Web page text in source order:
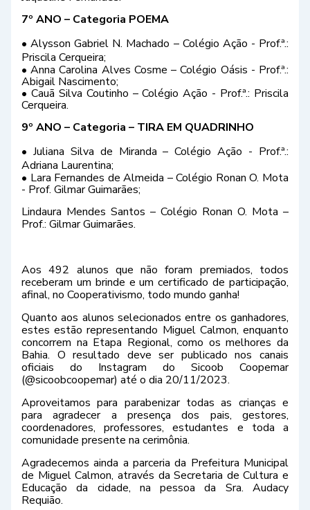
7º ANO – Categoria POEMA
• Alysson Gabriel N. Machado – Colégio Ação - Prof.ª.:
Priscila Cerqueira;
• Anna Carolina Alves Cosme – Colégio Oásis - Prof.ª.:
Abigail Nascimento;
• Cauã Silva Coutinho – Colégio Ação - Prof.ª.: Priscila
Cerqueira.
9º ANO – Categoria – TIRA EM QUADRINHO
• Juliana Silva de Miranda – Colégio Ação - Prof.ª.:
Adriana Laurentina;
• Lara Fernandes de Almeida – Colégio Ronan O. Mota
- Prof. Gilmar Guimarães;
Lindaura Mendes Santos – Colégio Ronan O. Mota –
Prof.: Gilmar Guimarães.
Aos 492 alunos que não foram premiados, todos
receberam um brinde e um certificado de participação,
afinal, no Cooperativismo, todo mundo ganha!
Quanto aos alunos selecionados entre os ganhadores,
estes estão representando Miguel Calmon, enquanto
concorrem na Etapa Regional, como os melhores da
Bahia. O resultado deve ser publicado nos canais
oficiais do Instagram do Sicoob Coopemar
(@sicoobcoopemar) até o dia 20/11/2023.
Aproveitamos para parabenizar todas as crianças e
para agradecer a presença dos pais, gestores,
coordenadores, professores, estudantes e toda a
comunidade presente na cerimônia.
Agradecemos ainda a parceria da Prefeitura Municipal
de Miguel Calmon, através da Secretaria de Cultura e
Educação da cidade, na pessoa da Sra. Audacy
Requião.